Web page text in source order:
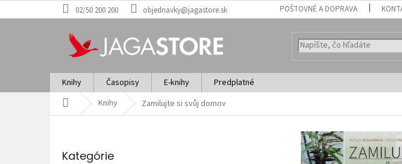
Prejsť
02/50 200 200 objednavky@jagastore.sk POŠTOVNÉ A DOPRAVA
Knihy Časopisy E-knihy
Predplatné
DomovKnihy Zamilujte si svůj domov
kategórie
Kategórie